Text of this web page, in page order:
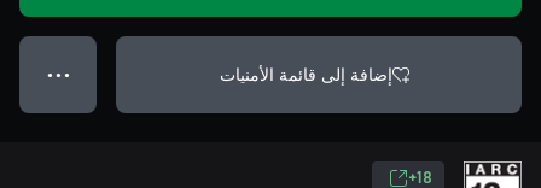
إضافة إلى قائمة الأمنيات ● ● ●
18+